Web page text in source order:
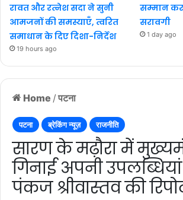
Home / पटना
पटना ब्रेकिंग न्यूज़ राजनीति
सारण के मढ़ौरा में
गिनाई अपनी
पंकज श्रीवास्तव की
रावत और रत्नेश सदा ने सुनी
आमजनों की समस्याएँ, त्वरित
समाधान के दिए दिशा-निर्देश
19 hours ago
सम्मान
सरावगी
1 day ago